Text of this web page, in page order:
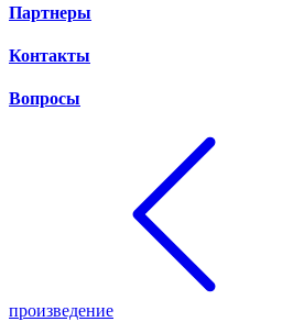
Партнеры
Контакты
Вопросы
произведение